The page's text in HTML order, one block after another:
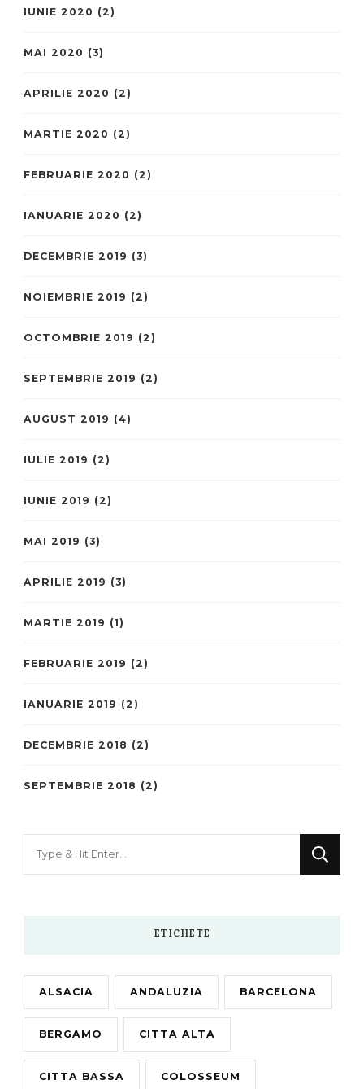
IUNIE 2020 (2)
MAI 2020 (3)
APRILIE 2020 (2)
MARTIE 2020 (2)
FEBRUARIE 2020 (2)
IANUARIE 2020 (2)
DECEMBRIE 2019 (3)
NOIEMBRIE 2019 (2)
OCTOMBRIE 2019 (2)
SEPTEMBRIE 2019 (2)
AUGUST 2019 (4)
IULIE 2019 (2)
IUNIE 2019 (2)
MAI 2019 (3)
APRILIE 2019 (3)
MARTIE 2019 (1)
FEBRUARIE 2019 (2)
IANUARIE 2019 (2)
DECEMBRIE 2018 (2)
SEPTEMBRIE 2018 (2)
ETICHETE
ALSACIA ANDALUZIA BARCELONA
BERGAMO CITTA ALTA
CITTA BASSA COLOSSEUM